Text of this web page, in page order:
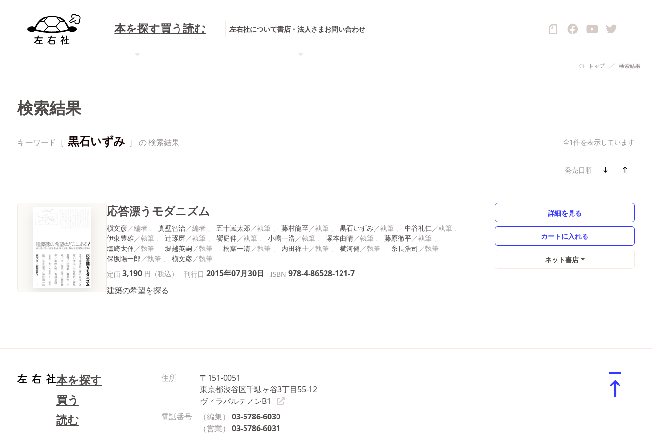
本を探す買う読む 左右社について書店・法人さまお問い合わせ
トップ 検索結果
検索結果
キーワード［ 黒石いずみ ］ の 検索結果 全1件を表示しています
発売日順
応答漂うモダニズム
槇文彦 真壁智治 五十嵐太郎 藤村龍至 黒石いずみ
中谷礼仁
伊東豊雄
辻琢磨 饗庭伸 小嶋一浩 塚本由晴
藤原徹平
塩崎太伸
堀越英嗣 松葉一清 内田祥士 横河健
糸長浩司
保坂陽一郎
槇文彦
定価 3,190 円（税込） 刊行日 2015年07月30日 ISBN 978-4-86528-121-7
建築の希望を探る
詳細を見る
ネット書店
本を探す
買う
読む
住所
〒151-0051
東京都渋谷区千駄ヶ谷3丁目55-12
ヴィラパルテノンB1
電話番号
（編集）
03-5786-6030
（営業）
03-5786-6031